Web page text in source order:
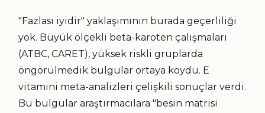
"Fazlası iyidir" yaklaşımının burada geçerliliği
yok. Büyük ölçekli beta-karoten çalışmaları
(ATBC, CARET), yüksek riskli gruplarda
öngörülmedik bulgular ortaya koydu. E
vitamini meta-analizleri çelişkili sonuçlar verdi.
Bu bulgular araştırmacılara "besin matrisi